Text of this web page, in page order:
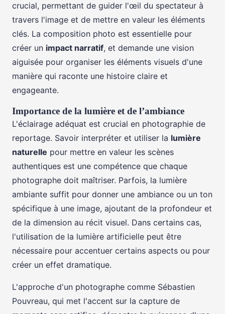
crucial, permettant de guider l'œil du spectateur à
travers l'image et de mettre en valeur les éléments
clés. La composition photo est essentielle pour
créer un impact narratif, et demande une vision
aiguisée pour organiser les éléments visuels d'une
manière qui raconte une histoire claire et
engageante.
Importance de la lumière et de l’ambiance
L'éclairage adéquat est crucial en photographie de
reportage. Savoir interpréter et utiliser la lumière
naturelle pour mettre en valeur les scènes
authentiques est une compétence que chaque
photographe doit maîtriser. Parfois, la lumière
ambiante suffit pour donner une ambiance ou un ton
spécifique à une image, ajoutant de la profondeur et
de la dimension au récit visuel. Dans certains cas,
l'utilisation de la lumière artificielle peut être
nécessaire pour accentuer certains aspects ou pour
créer un effet dramatique.
L'approche d'un photographe comme Sébastien
Pouvreau, qui met l'accent sur la capture de